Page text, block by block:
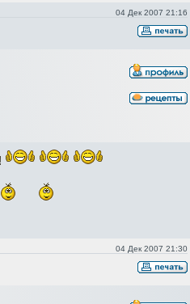
04 Дек 2007 21:16
04 Дек 2007 21:30